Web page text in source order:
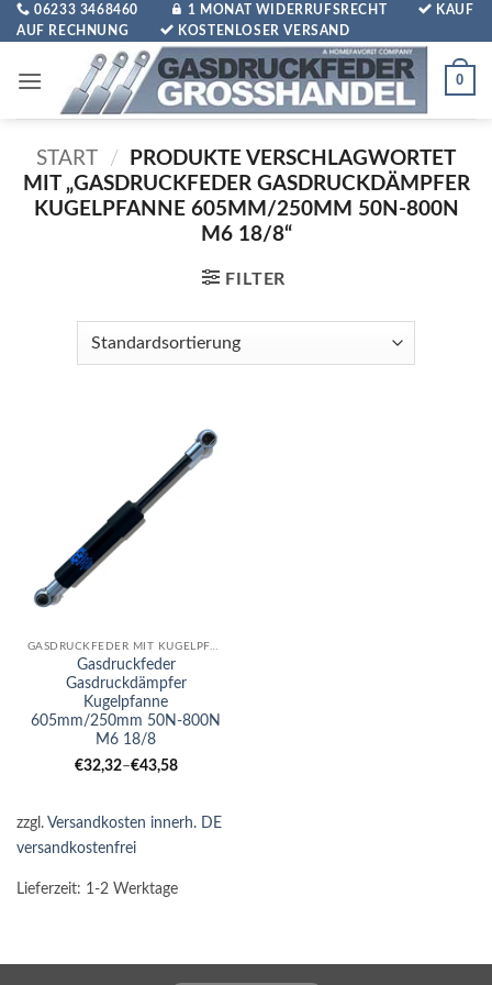
Zum
Inhalt
06233 3468460 1 MONAT WIDERRUFSRECHT
KAUF
AUF RECHNUNG
KOSTENLOSER VERSAND
0
START /
PRODUKTE VERSCHLAGWORTET
MIT „GASDRUCKFEDER GASDRUCKDÄMPFER
KUGELPFANNE 605MM/250MM 50N-800N
M6 18/8“
FILTER
GASDRUCKFEDER MIT KUGELPFANNE
Gasdruckfeder
Gasdruckdämpfer
Kugelpfanne
605mm/250mm 50N-800N
M6 18/8
€32,32–€43,58
zzgl. Versandkosten innerh. DE
versandkostenfrei
Lieferzeit: 1-2 Werktage